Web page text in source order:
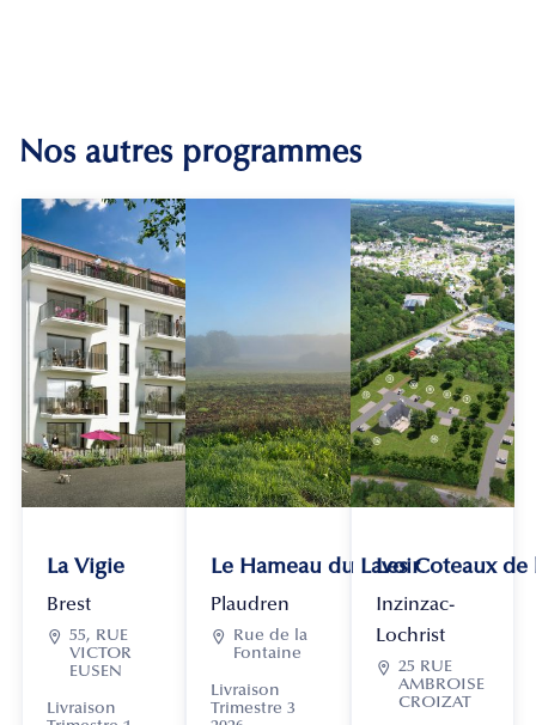
Nos autres programmes
La Vigie
Brest
 55, RUE
VICTOR
EUSEN
Livraison
Le Hameau du Lavoir
Plaudren

Rue de la
Fontaine
Livraison
Trimestre 3
Les Coteaux
Inzinzac-
Lochrist
 25 RUE
AMBROISE
CROIZAT